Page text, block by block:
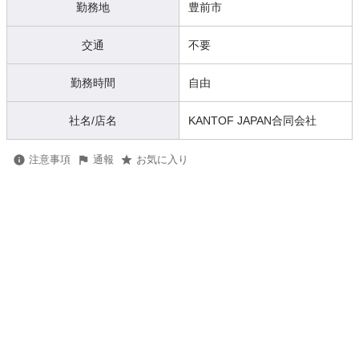
勤務地 豊前市
交通 不要
勤務時間 自由
社名/店名 KANTOF JAPAN合同会社
注意事項 通報 お気に入り